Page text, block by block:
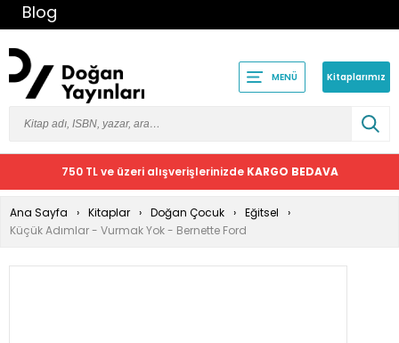
Blog
MENÜ Kitaplarımız
750 TL ve üzeri alışverişlerinizde KARGO BEDAVA
Ana Sayfa Kitaplar Doğan Çocuk
Eğitsel
Küçük Adımlar - Vurmak Yok - Bernette Ford